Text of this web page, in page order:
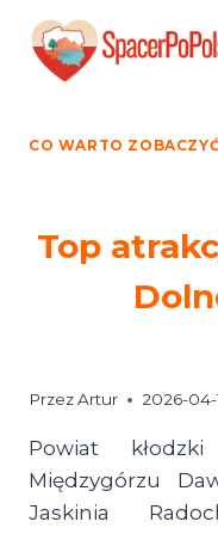
Przejdź
treści
CO WARTO
Top
PrzezArtur 2026-04-
Powiat
Międzygórzu
Jaskinia